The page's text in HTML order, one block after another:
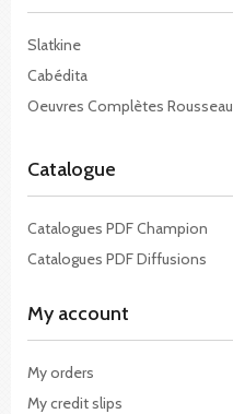
Slatkine
Cabédita
Oeuvres Complètes Rousseau
Catalogue
Catalogues PDF Champion
Catalogues PDF Diffusions
My account
My orders
My credit slips